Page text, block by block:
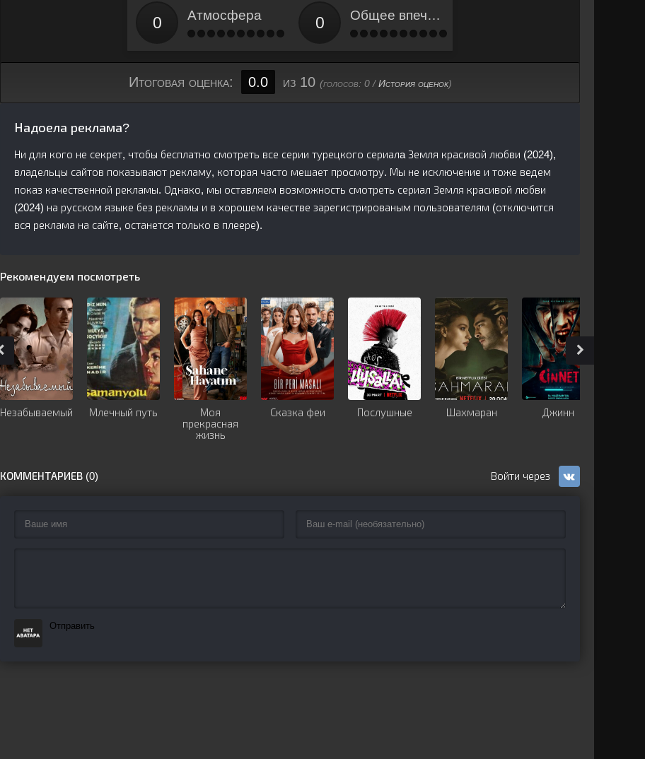
Атмосфера Общее впечатление
Итоговая оценка: 0.0 из 10 (голосов: 0/История оценок)
Надоела реклама?
Ни для кого не секрет, чтобы бесплатно смотреть все серии турецкого сериалa Земля красивой любви (2024),
владельцы сайтов показывают рекламу, которая часто мешает просмотру. Мы не исключение и тоже ведем
показ качественной рекламы. Однако, мы оставляем возможность смотреть сериал Земля красивой любви
(2024) на русском языке без рекламы и в хорошем качестве зарегистрированым пользователям (отключится
вся реклама на сайте, останется только в плеере).
Рекомендуем посмотреть
Незабываемый Млечный путь
Моя
прекрасная
жизнь
Сказка феи Послушные Шахмаран Джинн
КОММЕНТАРИЕВ (0)
Отправить